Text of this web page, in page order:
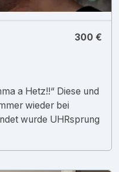
300 €
a Hetz!!“ Diese und
wieder bei
wurde UHRsprung